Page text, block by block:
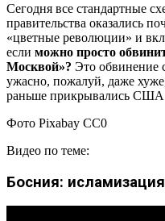
Сегодня все стандартные
правительства оказались
«цветные революции» и
если можно просто
Москвой»? Это обвинение
ужасно, пожалуй, даже
раньше прикрывались
Фото Pixabay CC0
Видео по теме:
Босния: